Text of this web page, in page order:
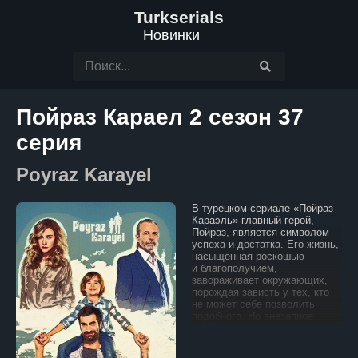
Turkserials
Новинки
Пойраз Караел 2 сезон 37
серия
Poyraz Karayel
В турецком сериале «Пойраз
Караэль» главный герой,
Пойраз, является символом
успеха и достатка. Его жизнь,
насыщенная роскошью
и благополучием,
завораживает окружающих,
порождая зависть у тех, кто
не может себе позволить